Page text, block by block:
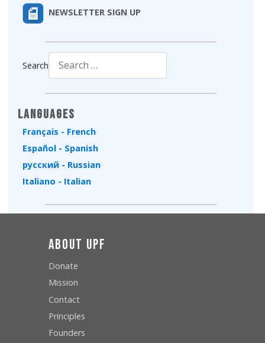
NEWSLETTER SIGN UP
Search
Languages
Français - French
Español - Spanish
русский - Russian
Italiano - Italian
About UPF
Donate
Mission
Contact
Principles
Founders